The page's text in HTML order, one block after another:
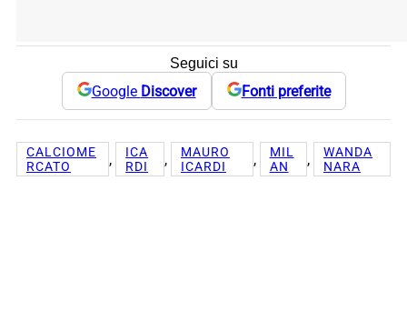
Seguici su
Google Discover Fonti preferite
CALCIOME
RCATO
,
ICA
RDI
,
MAURO
ICARDI
,
MIL
AN
,
WANDA
NARA